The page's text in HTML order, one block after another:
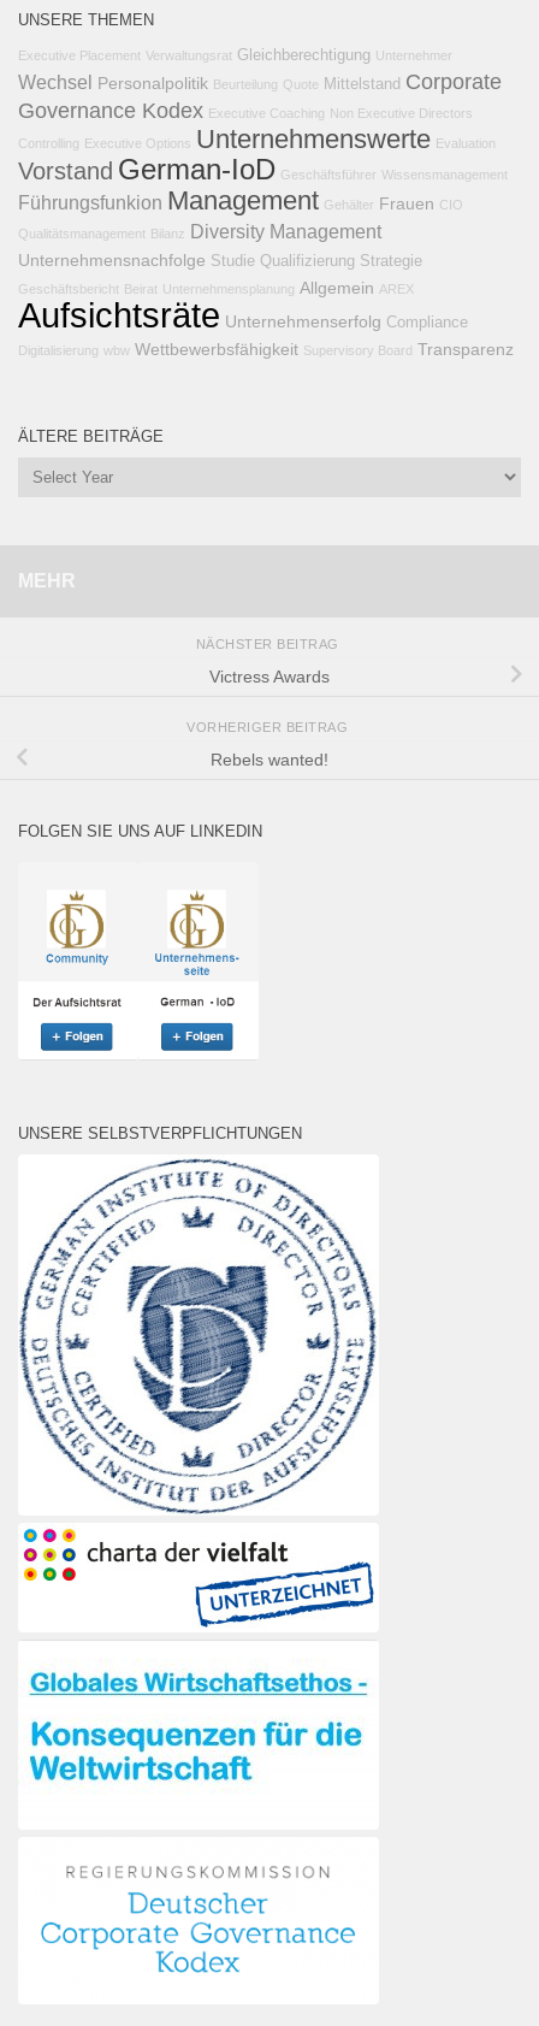
UNSERE THEMEN
Executive Placement Verwaltungsrat Gleichberechtigung Unternehmer
Wechsel Personalpolitik Beurteilung Quote Mittelstand Corporate
Governance Kodex Executive Coaching Non Executive Directors
Controlling Executive Options Unternehmenswerte Evaluation
Vorstand German-IoD Geschäftsführer Wissensmanagement
Führungsfunkion Management Gehälter Frauen CIO
Qualitätsmanagement Bilanz Diversity Management
Unternehmensnachfolge Studie Qualifizierung Strategie
Geschäftsbericht Beirat Unternehmensplanung Allgemein AREX
Aufsichtsräte Unternehmenserfolg Compliance
Digitalisierung wbw Wettbewerbsfähigkeit Supervisory Board Transparenz
ÄLTERE BEITRÄGE
MEHR
NÄCHSTER BEITRAG
Victress Awards
VORHERIGER BEITRAG
Rebels wanted!
FOLGEN SIE UNS AUF LINKEDIN
UNSERE SELBSTVERPFLICHTUNGEN